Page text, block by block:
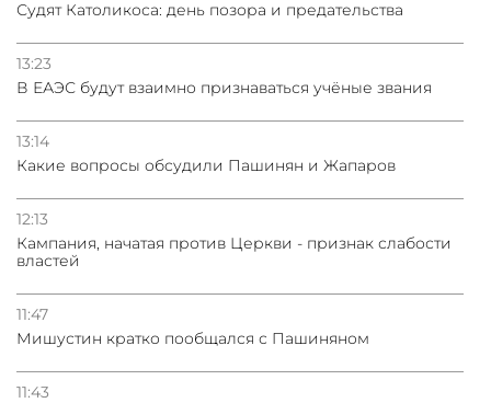
Судят Католикоса: день позора и предательства
13:23
В ЕАЭС будут взаимно признаваться учёные звания
13:14
Какие вопросы обсудили Пашинян и Жапаров
12:13
Кампания, начатая против Церкви - признак слабости
властей
11:47
Мишустин кратко пообщался с Пашиняном
11:43